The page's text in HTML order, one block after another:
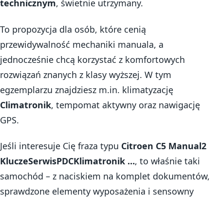
technicznym, świetnie utrzymany.
To propozycja dla osób, które cenią
przewidywalność mechaniki manuala, a
jednocześnie chcą korzystać z komfortowych
rozwiązań znanych z klasy wyższej. W tym
egzemplarzu znajdziesz m.in. klimatyzację
Climatronik, tempomat aktywny oraz nawigację
GPS.
Jeśli interesuje Cię fraza typu Citroen C5 Manual2
KluczeSerwisPDCKlimatronik …, to właśnie taki
samochód – z naciskiem na komplet dokumentów,
sprawdzone elementy wyposażenia i sensowny